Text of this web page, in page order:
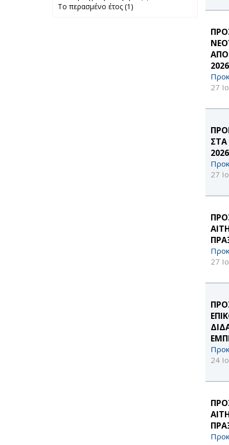
27
ΣΤΑ
27
27
24
Το περασμένο έτος (1)